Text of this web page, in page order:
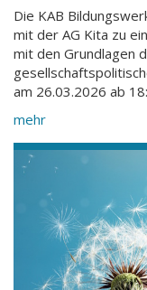
Die KAB
mit der AG Kita zu
mit den Grundlagen
am 26.03.2026 ab
mehr